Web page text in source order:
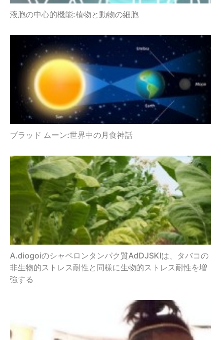
液胞の中心的機能:植物と動物の細胞
ブラッド ムーン:世界中の月食神話
A.diogoiのシャペロンタンパク質AdDJSKIは、タバコの
非生物的ストレス耐性と同様に生物的ストレス耐性を増
強する